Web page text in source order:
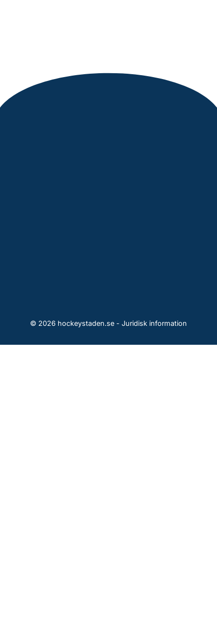
© 2026 hockeystaden.se - Juridisk information